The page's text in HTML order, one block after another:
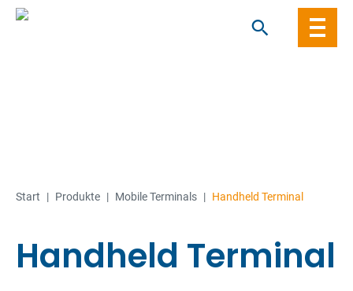
Start | Produkte | Mobile Terminals | Handheld Terminal
Handheld Terminal